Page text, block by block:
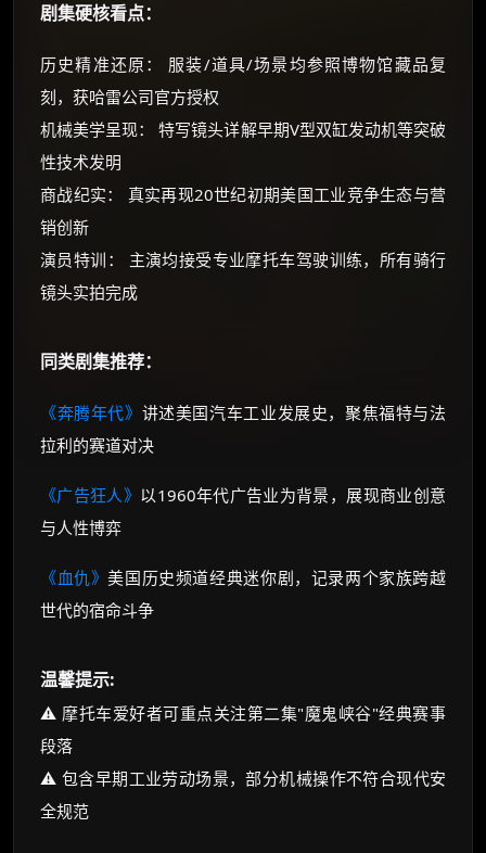
剧集硬核看点：
历史精准还原： 服装/道具/场景均参照博物馆藏品复
刻，获哈雷公司官方授权
机械美学呈现： 特写镜头详解早期V型双缸发动机等突破
性技术发明
商战纪实： 真实再现20世纪初期美国工业竞争生态与营
销创新
演员特训： 主演均接受专业摩托车驾驶训练，所有骑行
镜头实拍完成
同类剧集推荐：
《奔腾年代》 讲述美国汽车工业发展史，聚焦福特与法
拉利的赛道对决
《广告狂人》 以1960年代广告业为背景，展现商业创意
与人性博弈
《血仇》美国历史频道经典迷你剧，记录两个家族跨越
世代的宿命斗争
温馨提示:
⚠️ 摩托车爱好者可重点关注第二集"魔鬼峡谷"经典赛事
段落
⚠️ 包含早期工业劳动场景，部分机械操作不符合现代安
全规范